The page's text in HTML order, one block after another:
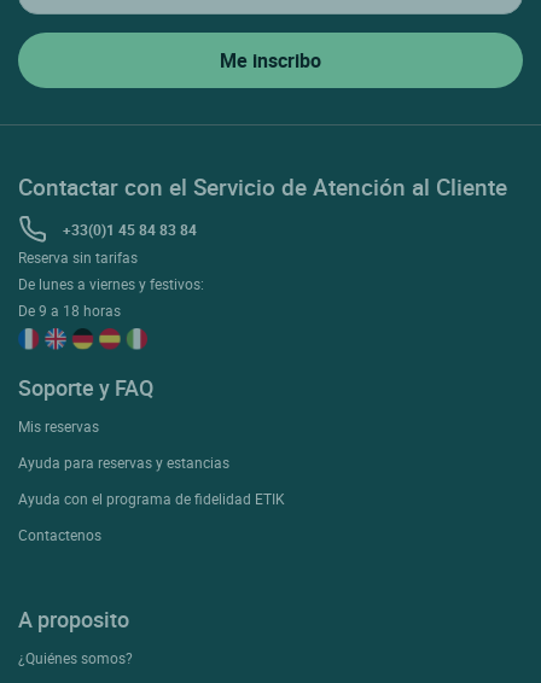
Contactar con el Servicio de Atención al Cliente
+33(0)1 45 84 83 84
Reserva sin tarifas
De lunes a viernes y festivos:
De 9 a 18 horas
Soporte y FAQ
Mis reservas
Ayuda para reservas y estancias
Ayuda con el programa de fidelidad ETIK
Contactenos
A proposito
¿Quiénes somos?